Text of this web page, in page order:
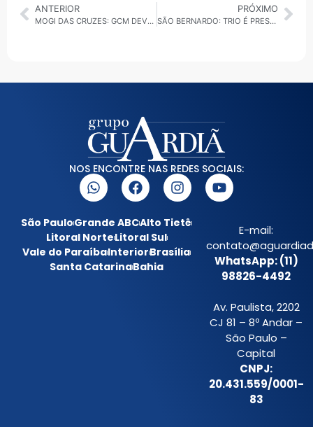
ANTERIOR
MOGI DAS CRUZES: GCM DEVOLVE MOTO ROUBADA E CARRO FURTADO AOS DONOS
PRÓXIMO
SÃO BERNARDO: TRIO É PRESO COM CARGA DE CARNE ROUBADA AVALIADA EM R$ 745 MIL
NOS ENCONTRE NAS REDES SOCIAIS:
São PauloGrande ABCAlto Tietê
Litoral NorteLitoral Sul
Vale do ParaíbaInteriorBrasília
Santa CatarinaBahia
E-mail:
WhatsApp: (11)
98826-4492
Av. Paulista, 2202
CJ 81 – 8º Andar –
São Paulo –
Capital
CNPJ:
20.431.559/0001-
83